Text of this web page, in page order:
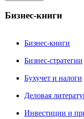
Бизнес-книги
Бизнес-книги
Бизнес-стратегии
Бухучет и налоги
Деловая
Инвестиции и